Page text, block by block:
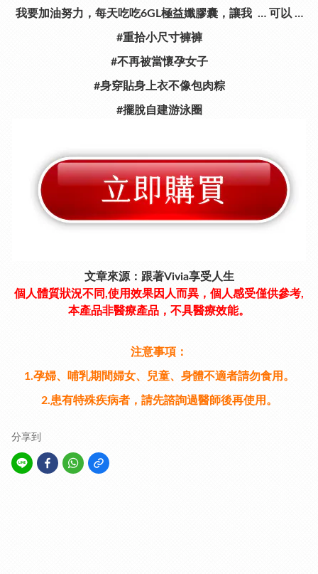
我要加油努力，每天吃吃6GL極益孅膠囊，讓我 … 可以 …
#重拾小尺寸褲褲
#不再被當懷孕女子
#身穿貼身上衣不像包肉粽
#擺脫自建游泳圈
文章來源：跟著Vivia享受人生
個人體質狀況不同,使用效果因人而異，個人感受僅供參考,
本產品非醫療產品，不具醫療效能。
注意事項：
1.孕婦、哺乳期間婦女、兒童、身體不適者請勿食用。
2.患有特殊疾病者，請先諮詢過醫師後再使用。
分享到